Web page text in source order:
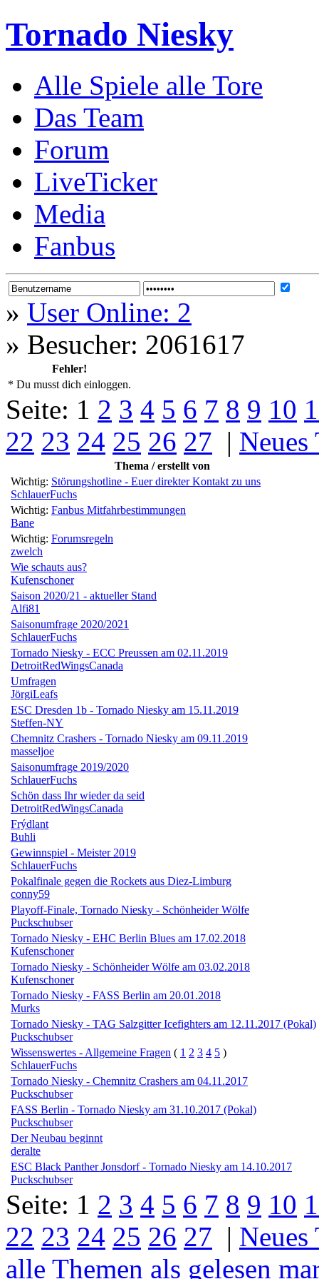
Tornado Niesky
Alle Spiele alle Tore
Das Team
Forum
LiveTicker
Media
Fanbus
» User Online: 2
» Besucher: 2061617
Fehler!
* Du musst dich einloggen.
Seite: 1 2 3 4 5 6 7 8 9 10
22 23 24 25 26 27 | Neues
Thema / erstellt von
Wichtig: Störungshotline - Euer direkter Kontakt zu uns
SchlauerFuchs
Wichtig: Fanbus Mitfahrbestimmungen
Bane
Wichtig: Forumsregeln
zwelch
Wie schauts aus?
Kufenschoner
Saison 2020/21 - aktueller Stand
Alfi81
Saisonumfrage 2020/2021
SchlauerFuchs
Tornado Niesky - ECC Preussen am 02.11.2019
DetroitRedWingsCanada
Umfragen
JörgiLeafs
ESC Dresden 1b - Tornado Niesky am 15.11.2019
Steffen-NY
Chemnitz Crashers - Tornado Niesky am 09.11.2019
masseljoe
Saisonumfrage 2019/2020
SchlauerFuchs
Schön dass Ihr wieder da seid
DetroitRedWingsCanada
Frýdlant
Buhli
Gewinnspiel - Meister 2019
SchlauerFuchs
Pokalfinale gegen die Rockets aus Diez-Limburg
conny59
Playoff-Finale, Tornado Niesky - Schönheider Wölfe
Puckschubser
Tornado Niesky - EHC Berlin Blues am 17.02.2018
Kufenschoner
Tornado Niesky - Schönheider Wölfe am 03.02.2018
Kufenschoner
Tornado Niesky - FASS Berlin am 20.01.2018
Murks
Tornado Niesky - TAG Salzgitter Icefighters am 12.11.2017 (Pokal)
Puckschubser
Wissenswertes - Allgemeine Fragen ( 1 2 3 4 5 )
SchlauerFuchs
Tornado Niesky - Chemnitz Crashers am 04.11.2017
Puckschubser
FASS Berlin - Tornado Niesky am 31.10.2017 (Pokal)
Puckschubser
Der Neubau beginnt
deralte
ESC Black Panther Jonsdorf - Tornado Niesky am 14.10.2017
Puckschubser
Seite: 1 2 3 4 5 6 7 8 9 10
22 23 24 25 26 27 | Neues
alle Themen als gelesen